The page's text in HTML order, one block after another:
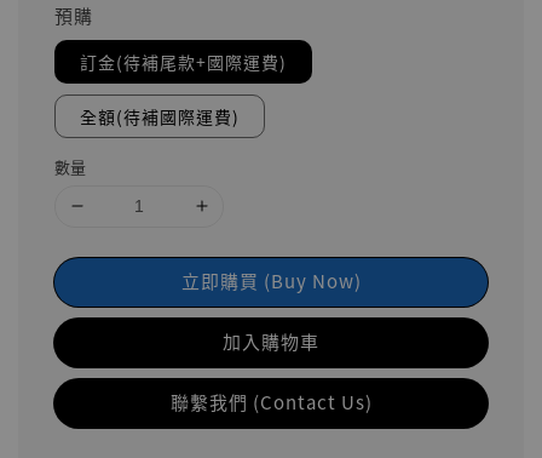
預購
訂金(待補尾款+國際運費)
全額(待補國際運費)
數量
立即購買 (Buy Now)
加入購物車
聯繫我們 (Contact Us)